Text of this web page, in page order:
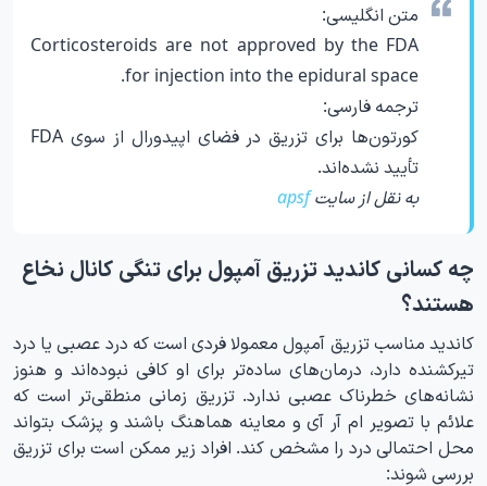
متن انگلیسی:
Corticosteroids are not approved by the FDA
for injection into the epidural space.
ترجمه فارسی:
کورتون‌ها برای تزریق در فضای اپیدورال از سوی FDA
تأیید نشده‌اند.
به نقل از سایتapsf
چه کسانی کاندید تزریق آمپول برای تنگی کانال نخاع
هستند؟
کاندید مناسب تزریق آمپول معمولا فردی است که درد عصبی یا درد
تیرکشنده دارد، درمان‌های ساده‌تر برای او کافی نبوده‌اند و هنوز
نشانه‌های خطرناک عصبی ندارد. تزریق زمانی منطقی‌تر است که
علائم با تصویر ام آر آی و معاینه هماهنگ باشند و پزشک بتواند
محل احتمالی درد را مشخص کند. افراد زیر ممکن است برای تزریق
بررسی شوند: